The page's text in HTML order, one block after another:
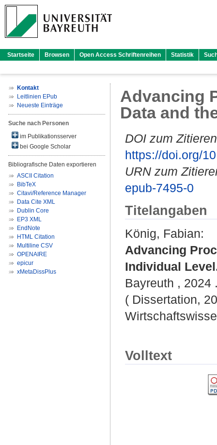
Startseite Browsen Open Access Schriftenreihen Statistik
Kontakt
Leitlinien EPub
Neueste Einträge
Suche nach Personen
im Publikationsserver
bei Google Scholar
Bibliografische Daten exportieren
ASCII Citation
BibTeX
Citavi/Reference Manager
Data Cite XML
Dublin Core
EP3 XML
EndNote
HTML Citation
Multiline CSV
OPENAIRE
epicur
xMetaDissPlus
Advancing
Data and
DOI zum
https://doi.org/
URN zum
epub-7495-0
Titelangaben
König, Fabian:
Advancing
Individual
Bayreuth , 2024
( Dissertation,
Volltext